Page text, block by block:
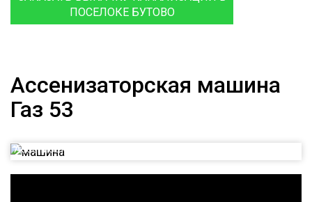
ПОСЕЛОКЕ БУТОВО
Ассенизаторская машина
Газ 53
Ассенизаторская машина на базе Газ 53